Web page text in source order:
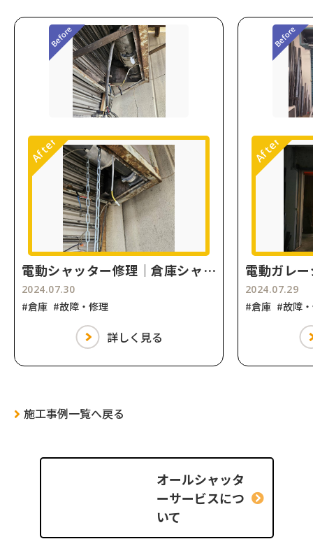
電動シャッター修理｜倉庫シャッター開閉機交換
2024.07.30
#倉庫 #故障・修理
詳しく見る
2024.07.29
#倉庫 #故障
施工事例一覧へ戻る
オールシャッタ
ーサービスにつ
いて